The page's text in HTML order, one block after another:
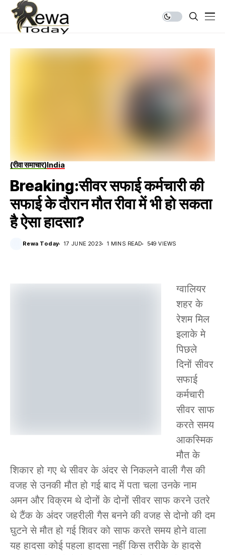
(रीवा समाचार)India
Breaking:सीवर सफाई कर्मचारी की
सफाई के दौरान मौत रीवा में भी हो सकता
है ऐसा हादसा?
Rewa Today 17 JUNE 2023 1 MINS READ 549 VIEWS
ग्वालियर
शहर के
रेशम मिल
इलाके मे
पिछले
दिनों सीवर
सफाई
कर्मचारी
सीवर साफ
करते समय
आकस्मिक
मौत के
शिकार हो गए थे सीवर के अंदर से निकलने वाली गैस की
वजह से उनकी मौत हो गई बाद में पता चला उनके नाम
अमन और विक्रम थे दोनों के दोनों सीवर साफ करने उतरे
थे टैंक के अंदर जहरीली गैस बनने की वजह से दोनो की दम
घुटने से मौत हो गई शिवर को साफ करते समय होने वाला
यह हादसा कोई पहला हादसा नहीं किस तरीके के हादसे